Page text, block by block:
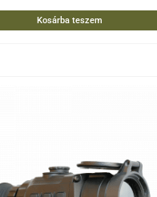
Kosárba teszem